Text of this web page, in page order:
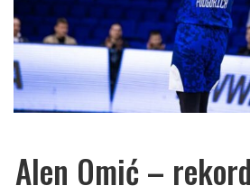
Alen Omić –